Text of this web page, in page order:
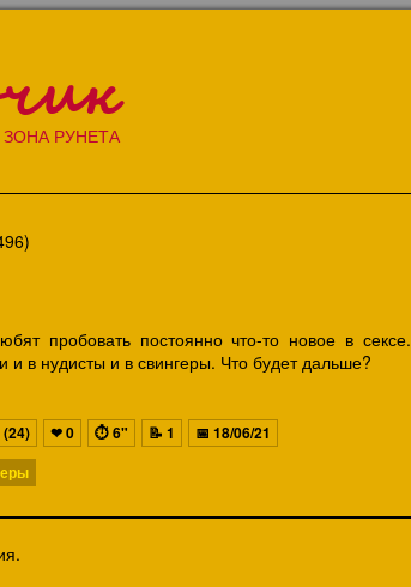
РУНЕТА
пробовать постоянно что-то новое в сексе.
и в нудисты и в свингеры. Что будет дальше?
(24) ❤0 ⏱6" 📝 1 📅 18/06/21